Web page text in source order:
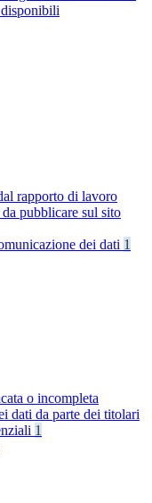
rapporto di lavoro
pubblicare sul sito
dei dati 1
o incompleta
dati da parte dei titolari
1